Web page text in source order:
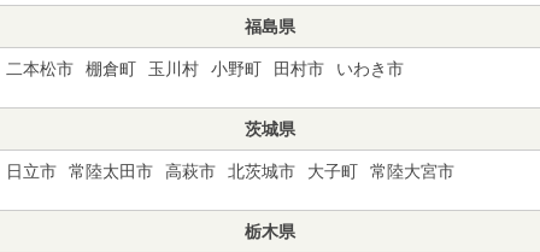
福島県
二本松市 棚倉町 玉川村 小野町 田村市 いわき市
茨城県
日立市 常陸太田市 高萩市 北茨城市 大子町 常陸大宮市
栃木県